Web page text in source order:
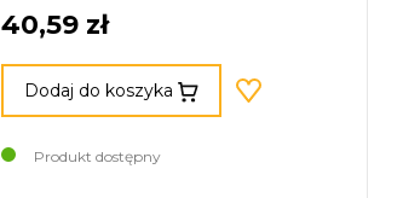
40,59 zł
Dodaj do koszyka
Produkt dostępny